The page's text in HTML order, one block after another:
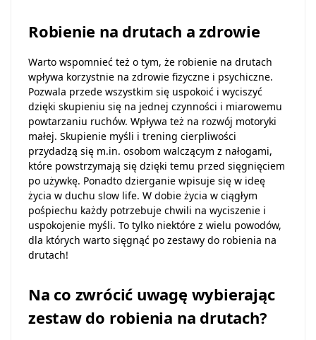
Robienie na drutach a zdrowie
Warto wspomnieć też o tym, że robienie na drutach
wpływa korzystnie na zdrowie fizyczne i psychiczne.
Pozwala przede wszystkim się uspokoić i wyciszyć
dzięki skupieniu się na jednej czynności i miarowemu
powtarzaniu ruchów. Wpływa też na rozwój motoryki
małej. Skupienie myśli i trening cierpliwości
przydadzą się m.in. osobom walczącym z nałogami,
które powstrzymają się dzięki temu przed sięgnięciem
po używkę. Ponadto dzierganie wpisuje się w ideę
życia w duchu slow life. W dobie życia w ciągłym
pośpiechu każdy potrzebuje chwili na wyciszenie i
uspokojenie myśli. To tylko niektóre z wielu powodów,
dla których warto sięgnąć po zestawy do robienia na
drutach!
Na co zwrócić uwagę wybierając
zestaw do robienia na drutach?